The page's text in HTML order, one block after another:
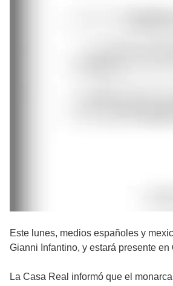
Este lunes, medios españoles y
Gianni Infantino, y estará presente en
La Casa Real informó que el